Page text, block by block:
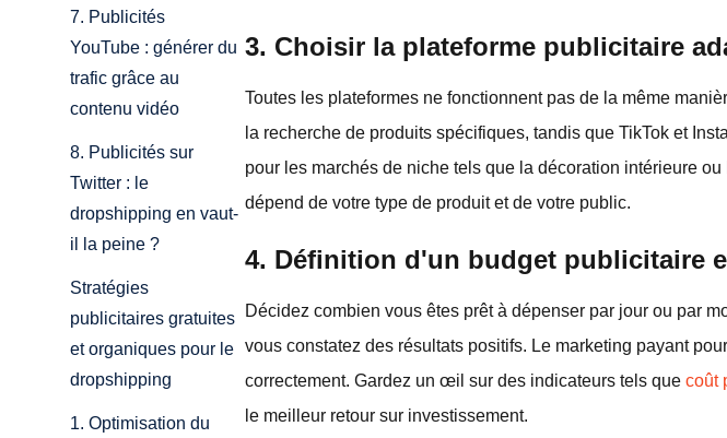
7. Publicités
YouTube : générer du
trafic grâce au
contenu vidéo
8. Publicités sur
Twitter : le
dropshipping en vaut-
il la peine ?
Stratégies
publicitaires gratuites
et organiques pour le
dropshipping
1. Optimisation du
3. Choisir la plateforme publicitaire
Toutes les plateformes ne fonctionnent pas de la même
la recherche de produits spécifiques, tandis que TikTok et
pour les marchés de niche tels que la décoration intérieure
dépend de votre type de produit et de votre public.
4. Définition d'un budget publicitaire
Décidez combien vous êtes prêt à dépenser par jour ou par
vous constatez des résultats positifs. Le marketing payant
correctement. Gardez un œil sur des indicateurs tels que coût
le meilleur retour sur investissement.